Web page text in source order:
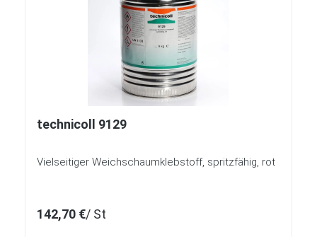
technicoll 9129
Vielseitiger Weichschaumklebstoff, spritzfähig, rot
142,70 €/ St